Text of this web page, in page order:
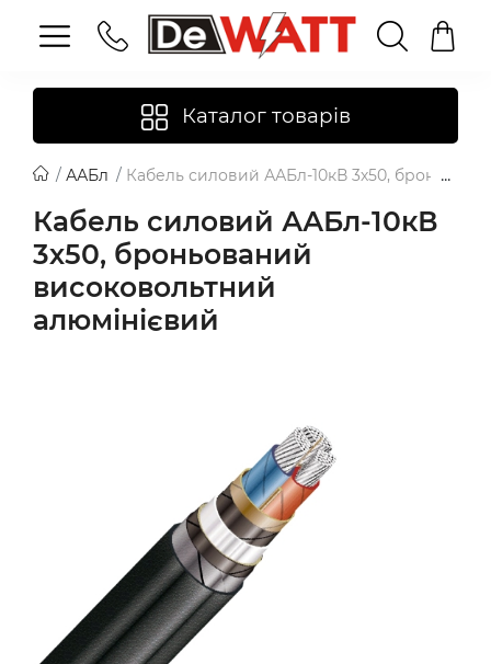
Каталог товарів
ААБл Кабель силовий ААБл-10кВ 3х50,
Кабель силовий ААБл-10кВ
3х50, броньований
високовольтний
алюмінієвий